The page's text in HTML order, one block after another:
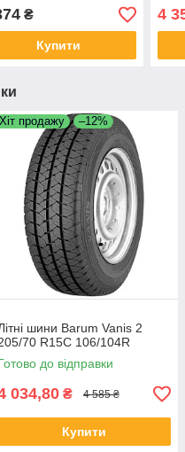
₴
Купити
4
Хіт продажу –12%
шини Barum Vanis 2
70 R15C 106/104R
до відправки
034,80 ₴ 4 585 ₴
Купити